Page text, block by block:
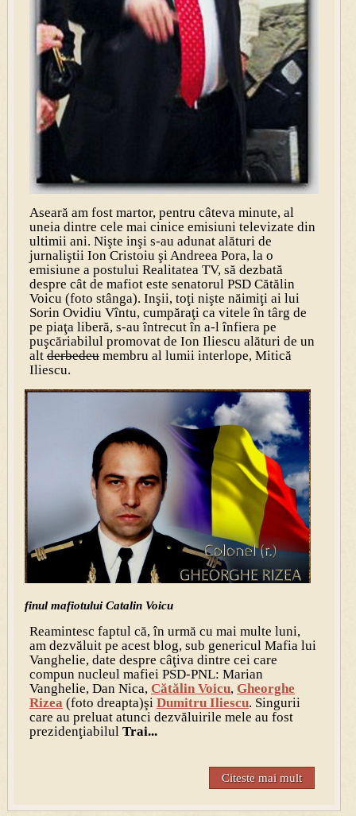
Aseară am fost martor, pentru câteva minute, al
uneia dintre cele mai cinice emisiuni televizate din
ultimii ani. Nişte inşi s-au adunat alături de
jurnaliştii Ion Cristoiu şi Andreea Pora, la o
emisiune a postului Realitatea TV, să dezbată
despre cât de mafiot este senatorul PSD Cătălin
Voicu (foto stânga). Inşii, toţi nişte năimiţi ai lui
Sorin Ovidiu Vîntu, cumpăraţi ca vitele în târg de
pe piaţa liberă, s-au întrecut în a-l înfiera pe
puşcăriabilul promovat de Ion Iliescu alături de un
alt derbedeumembru al lumii interlope, Mitică
Iliescu.
finul mafiotului Catalin Voicu
Reamintesc faptul că, în urmă cu mai multe luni,
am dezvăluit pe acest blog, sub genericul Mafia lui
Vanghelie, date despre câţiva dintre cei care
compun nucleul mafiei PSD-PNL: Marian
Vanghelie, Dan Nica, Cătălin Voicu, Gheorghe
Rizea (foto dreapta)şi Dumitru Iliescu. Singurii
care au preluat atunci dezvăluirile mele au fost
prezidenţiabilul Trai...
Citeste mai mult